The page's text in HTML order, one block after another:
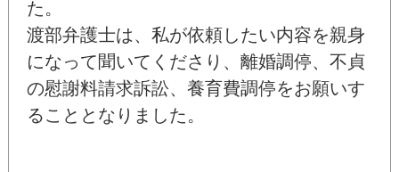
た。
渡部弁護士は、私が依頼したい内容を親身
になって聞いてくださり、離婚調停、不貞
の慰謝料請求訴訟、養育費調停をお願いす
ることとなりました。